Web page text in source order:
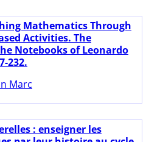
Mathematics Through
Activities. The
Notebooks of Leonardo
232.
Marc
: enseigner les